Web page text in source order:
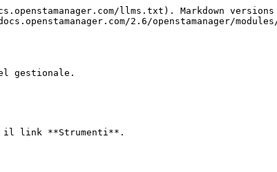
llms.txt). Markdown
2.6/openstamanager/
gestionale.
il link **Strumenti**.